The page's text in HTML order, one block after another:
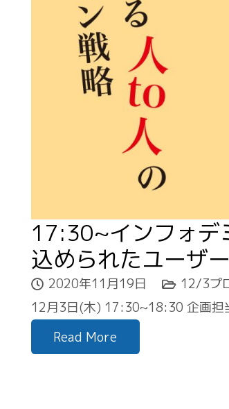
17:30~インフォデ
込められたユーザ
2020年11月19日 12/3プ
12月3日(木) 17:30~18:30 企画担
Read More